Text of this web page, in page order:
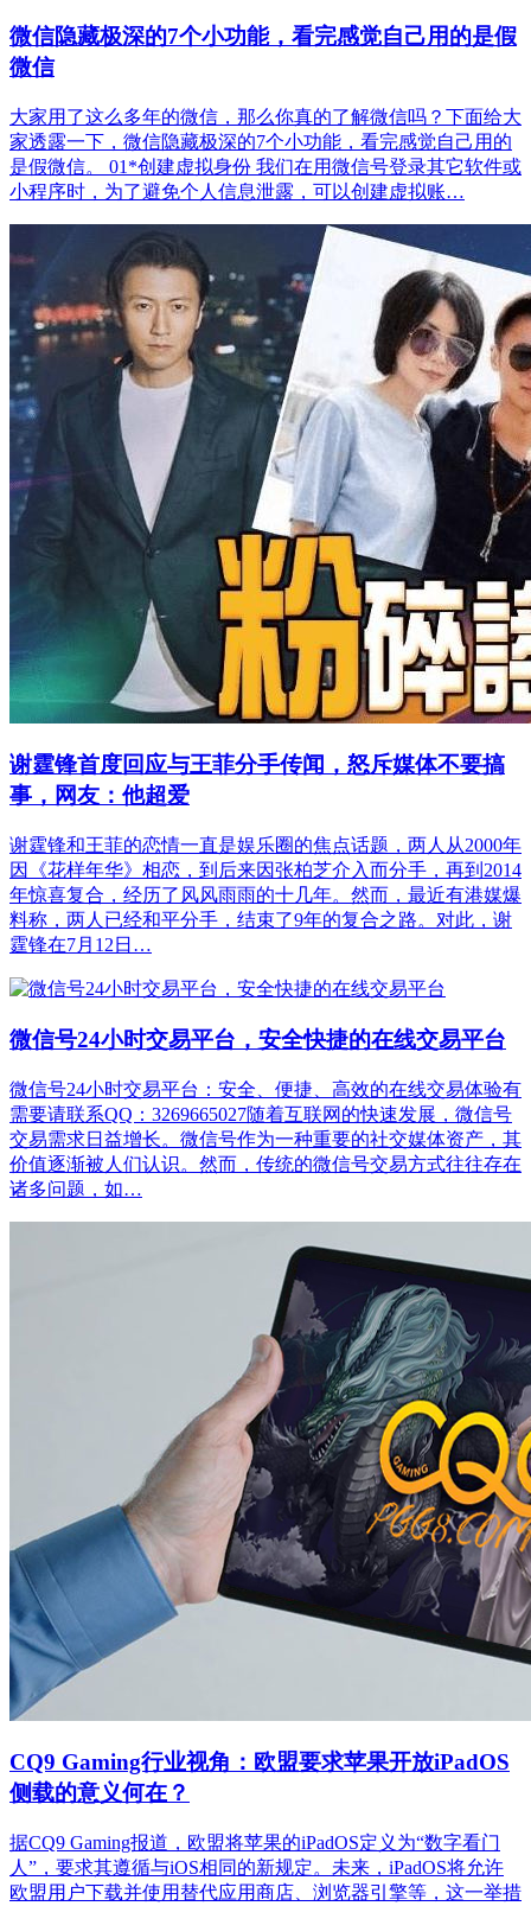
微信隐藏极深的7个小功能，看完感觉自己用的是假
微信
大家用了这么多年的微信，那么你真的了解微信吗？下面给大
家透露一下，微信隐藏极深的7个小功能，看完感觉自己用的
是假微信。 01*创建虚拟身份 我们在用微信号登录其它软件或
小程序时，为了避免个人信息泄露，可以创建虚拟账…
谢霆锋首度回应与王菲分手传闻，怒斥媒体不要搞
事，网友：他超爱
谢霆锋和王菲的恋情一直是娱乐圈的焦点话题，两人从2000年
因《花样年华》相恋，到后来因张柏芝介入而分手，再到2014
年惊喜复合，经历了风风雨雨的十几年。然而，最近有港媒爆
料称，两人已经和平分手，结束了9年的复合之路。对此，谢
霆锋在7月12日…
微信号24小时交易平台，安全快捷的在线交易平台
微信号24小时交易平台：安全、便捷、高效的在线交易体验有
需要请联系QQ：3269665027随着互联网的快速发展，微信号
交易需求日益增长。微信号作为一种重要的社交媒体资产，其
价值逐渐被人们认识。然而，传统的微信号交易方式往往存在
诸多问题，如…
CQ9 Gaming行业视角：欧盟要求苹果开放iPadOS
侧载的意义何在？
据CQ9 Gaming报道，欧盟将苹果的iPadOS定义为“数字看门
人”，要求其遵循与iOS相同的新规定。未来，iPadOS将允许
欧盟用户下载并使用替代应用商店、浏览器引擎等，这一举措